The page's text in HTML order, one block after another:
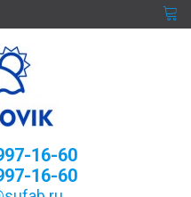
16-60
16-60